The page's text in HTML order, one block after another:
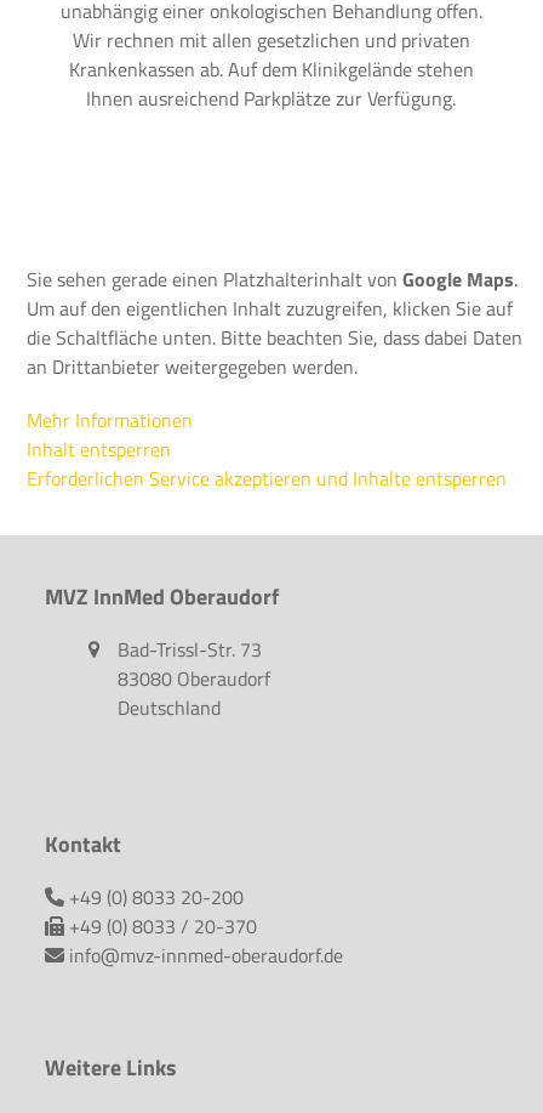
unabhängig einer onkologischen Behandlung offen.
Wir rechnen mit allen gesetzlichen und privaten
Krankenkassen ab. Auf dem Klinikgelände stehen
Ihnen ausreichend Parkplätze zur Verfügung.
Sie sehen gerade einen Platzhalterinhalt vonGoogle Maps.
Um auf den eigentlichen Inhalt zuzugreifen, klicken Sie auf
die Schaltfläche unten. Bitte beachten Sie, dass dabei Daten
an Drittanbieter weitergegeben werden.
Mehr Informationen
Inhalt entsperren
Erforderlichen Service akzeptieren und Inhalte entsperren
MVZ InnMed Oberaudorf
Bad-Trissl-Str. 73
83080 Oberaudorf
Deutschland
Kontakt
+49 (0) 8033 20-200
+49 (0) 8033 / 20-370
info@mvz-innmed-oberaudorf.de
Weitere Links